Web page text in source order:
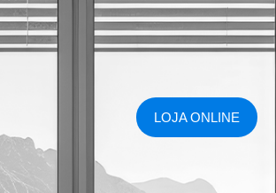
LOJA ONLINE